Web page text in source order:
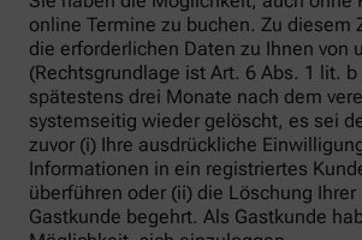
online Termine zu buchen. Zu diesem
die erforderlichen Daten zu Ihnen von
(Rechtsgrundlage ist Art. 6 Abs. 1 lit. b
spätestens drei Monate nach dem
systemseitig wieder gelöscht, es sei
zuvor (i) Ihre ausdrückliche
Informationen in ein registriertes
überführen oder (ii) die Löschung Ihrer
Gastkunde begehrt. Als Gastkunde